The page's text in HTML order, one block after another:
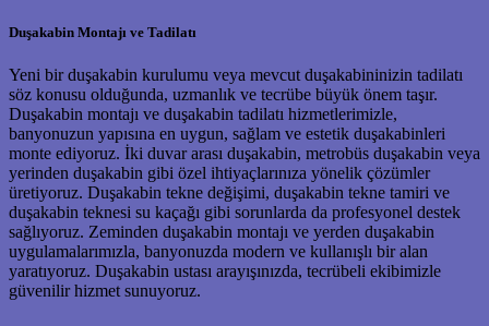
Duşakabin Montajı ve Tadilatı
Yeni bir duşakabin kurulumu veya mevcut duşakabininizin tadilatı
söz konusu olduğunda, uzmanlık ve tecrübe büyük önem taşır.
Duşakabin montajı ve duşakabin tadilatı hizmetlerimizle,
banyonuzun yapısına en uygun, sağlam ve estetik duşakabinleri
monte ediyoruz. İki duvar arası duşakabin, metrobüs duşakabin veya
yerinden duşakabin gibi özel ihtiyaçlarınıza yönelik çözümler
üretiyoruz. Duşakabin tekne değişimi, duşakabin tekne tamiri ve
duşakabin teknesi su kaçağı gibi sorunlarda da profesyonel destek
sağlıyoruz. Zeminden duşakabin montajı ve yerden duşakabin
uygulamalarımızla, banyonuzda modern ve kullanışlı bir alan
yaratıyoruz. Duşakabin ustası arayışınızda, tecrübeli ekibimizle
güvenilir hizmet sunuyoruz.